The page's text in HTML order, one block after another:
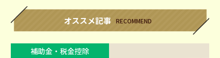
オススメ記事 RECOMMEND
補助金・税金控除